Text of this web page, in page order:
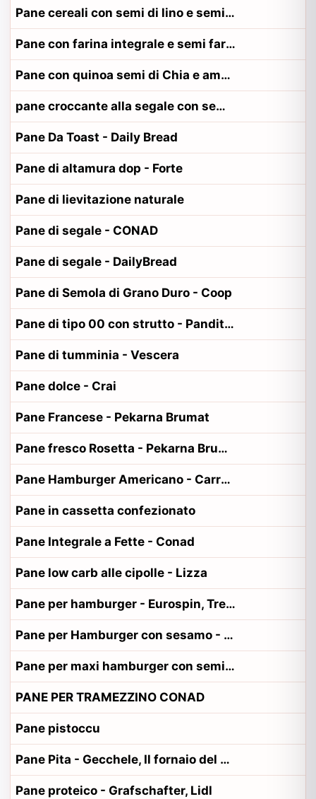
Pane cereali con semi di lino e semi di girasole - Daily Bread
Pane con farina integrale e semi farcito con mortedella Suprema
Pane con quinoa semi di Chia e amaranto - Roberto
pane croccante alla segale con semi di zucca e sesamo - Fritz & Felix
Pane Da Toast - Daily Bread
Pane di altamura dop - Forte
Pane di lievitazione naturale
Pane di segale - CONAD
Pane di segale - DailyBread
Pane di Semola di Grano Duro - Coop
Pane di tipo 00 con strutto - Pandittaino
Pane di tumminia - Vescera
Pane dolce - Crai
Pane Francese - Pekarna Brumat
Pane fresco Rosetta - Pekarna Brumat
Pane Hamburger Americano - Carrefour
Pane in cassetta confezionato
Pane Integrale a Fette - Conad
Pane low carb alle cipolle - Lizza
Pane per hamburger - Eurospin, Tre Mulini
Pane per Hamburger con sesamo - Despar, Spar
Pane per maxi hamburger con semi di sesamo
PANE PER TRAMEZZINO CONAD
Pane pistoccu
Pane Pita - Gecchele, Il fornaio del casale
Pane proteico - Grafschafter, Lidl